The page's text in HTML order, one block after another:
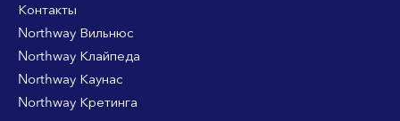
Контакты
Northway Вильнюс
Northway Клайпеда
Northway Каунас
Northway Кретинга